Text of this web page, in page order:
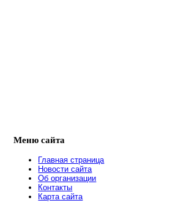
Менюсайта
Главная страница
Новости сайта
Об организации
Контакты
Карта сайта